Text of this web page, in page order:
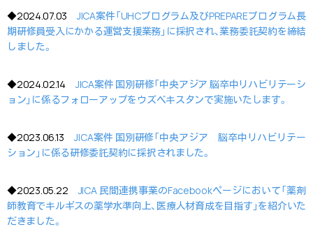
◆2024.07.03JICA案件「UHCプログラム及びPREPAREプログラム長
期研修員受入にかかる運営支援業務」に採択され、業務委託契約を締結
しました。
◆2024.02.14JICA案件 国別研修「中央アジア 脳卒中リハビリテーシ
ョン」に係るフォローアップをウズベキスタンで実施いたします。
◆2023.06.13JICA案件 国別研修「中央アジア 脳卒中リハビリテー
ション」に係る研修委託契約に採択されました。
◆2023.05.22JICA 民間連携事業のFacebookページにおいて「薬剤
師教育でキルギスの薬学水準向上、医療人材育成を目指す」を紹介いた
だきました。